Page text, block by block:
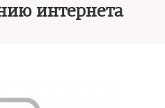
интернета